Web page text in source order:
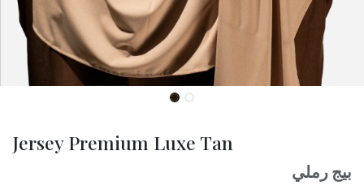
Jersey Premium Luxe Tan
بيج رملي